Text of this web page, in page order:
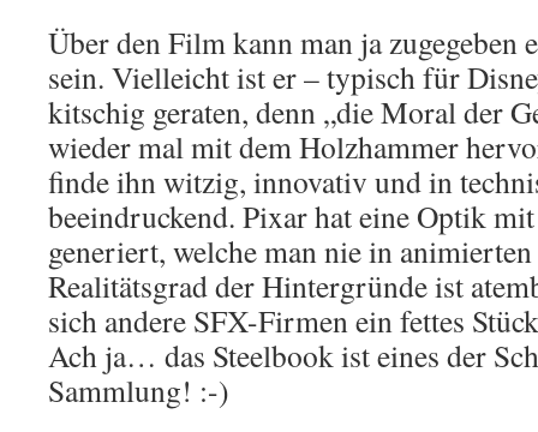
Über den Film kann man ja zugegeben
sein. Vielleicht ist er – typisch für
kitschig geraten, denn „die Moral der
wieder mal mit dem Holzhammer
finde ihn witzig, innovativ und in
beeindruckend. Pixar hat eine Optik
generiert, welche man nie in
Realitätsgrad der Hintergründe ist
sich andere SFX-Firmen ein fettes
Ach ja… das Steelbook ist eines der
Sammlung! :-)